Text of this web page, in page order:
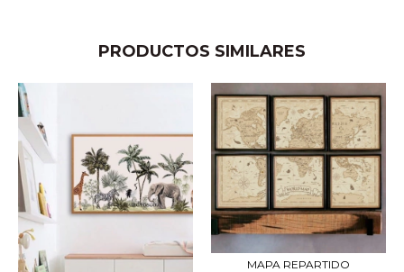
PRODUCTOS SIMILARES
MAPA REPARTIDO